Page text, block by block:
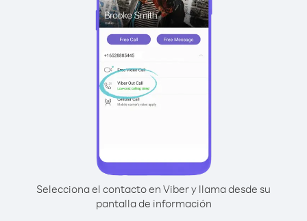
Selecciona el contacto en Viber y llama desde su
pantalla de información